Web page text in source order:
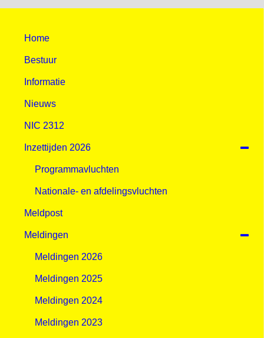
Home
Bestuur
Informatie
Nieuws
NIC 2312
Inzettijden 2026
Programmavluchten
Nationale- en afdelingsvluchten
Meldpost
Meldingen
Meldingen 2026
Meldingen 2025
Meldingen 2024
Meldingen 2023